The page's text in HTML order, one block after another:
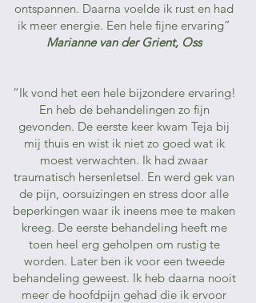
ontspannen. Daarna voelde ik rust en had
ik meer energie. Een hele fijne ervaring”
Marianne van der Grient, Oss
“Ik vond het een hele bijzondere ervaring!
En heb de behandelingen zo fijn
gevonden. De eerste keer kwam Teja bij
mij thuis en wist ik niet zo goed wat ik
moest verwachten. Ik had zwaar
traumatisch hersenletsel. En werd gek van
de pijn, oorsuizingen en stress door alle
beperkingen waar ik ineens mee te maken
kreeg. De eerste behandeling heeft me
toen heel erg geholpen om rustig te
worden. Later ben ik voor een tweede
behandeling geweest. Ik heb daarna nooit
meer de hoofdpijn gehad die ik ervoor